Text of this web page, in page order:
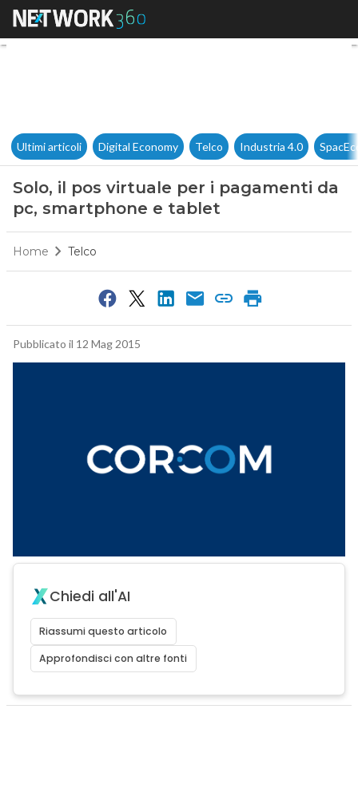
Solo, il pos virtuale per i
Ultimi articoli Digital Economy Telco Industria 4.0
Solo, il pos virtuale per i pagamenti da
pc, smartphone e tablet
Home Telco
Pubblicato il 12 Mag 2015
Chiedi all'AI
Riassumi questo articolo
Approfondisci con altre fonti